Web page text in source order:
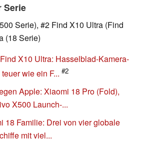
Serie
Serie), #2 Find X10 Ultra (Find
(18 Serie)
X10 Ultra: Hasselblad-Kamera-
wie ein F... #2
Apple: Xiaomi 18 Pro (Fold),
X500 Launch-...
18 Familie: Drei von vier globale
mit viel...